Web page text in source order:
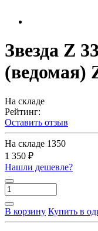
Звезда Z
(ведомая)
На складе
Рейтинг:
Оставить отзыв
На складе 1350
1 350 ₽
Нашли дешевле?
В корзину Купить в